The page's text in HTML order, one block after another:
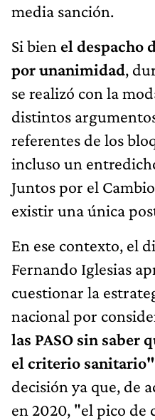
media sanción.
Si bien el despacho
por unanimidad,
se realizó con la
distintos
referentes de los
incluso un
Juntos por el
existir una única
En ese contexto, el
Fernando Iglesias
cuestionar la
nacional por
las PASO sin saber
el criterio sanitario"
decisión ya que, de
en 2020, "el pico de